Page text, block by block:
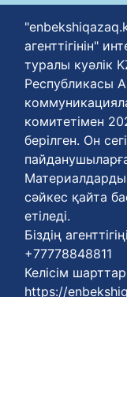
агенттігінін"
туралы куәлік
Республикасы
комитетімен
берілген. Он
сәйкес қайта
етіледі.
Біздің
+77778848811
Келісім
https://